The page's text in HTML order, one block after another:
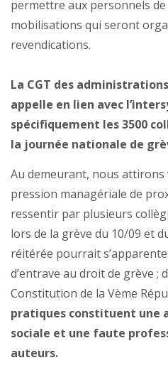
permettre aux personnels
mobilisations qui seront
revendications.
La CGT des
appelle en lien avec
spécifiquement les 3500
la journée nationale de
Au demeurant, nous
pression managériale de
ressentir par plusieurs
lors de la grève du 10/09 et
réitérée pourrait
d’entrave au droit de grève ;
Constitution de la Vème
pratiques constituent une
sociale et une faute
auteurs.